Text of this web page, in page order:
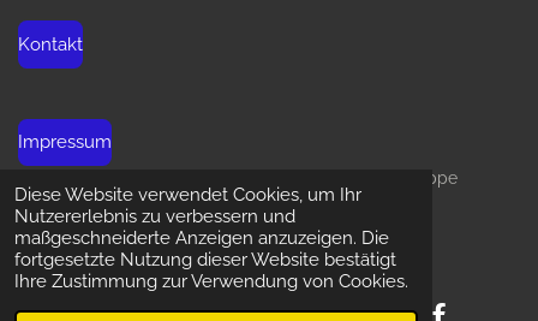
Diese Website verwendet Cookies, um Ihr
Nutzererlebnis zu verbessern und
maßgeschneiderte Anzeigen anzuzeigen. Die
fortgesetzte Nutzung dieser Website bestätigt
Ihre Zustimmung zur Verwendung von Cookies.
Kontakt
Impressum
© 2021 - 2026 Schweizer Schäferhund-Club Ortsgruppe
Zürichsee
Mit Unterstützung von Webador